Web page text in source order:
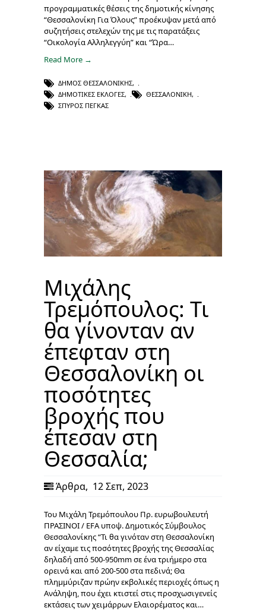
προγραμματικές θέσεις της δημοτικής κίνησης
“Θεσσαλονίκη Για Όλους” προέκυψαν μετά από
συζητήσεις στελεχών της με τις παρατάξεις
“Οικολογία Αλληλεγγύη” και “Ώρα…
Read More →
ΔΉΜΟΣ ΘΕΣΣΑΛΟΝΊΚΗΣ,
ΔΗΜΟΤΙΚΈΣ ΕΚΛΟΓΈΣ, ΘΕΣΣΑΛΟΝΊΚΗ,
ΣΠΎΡΟΣ ΠΈΓΚΑΣ
Μιχάλης
Τρεμόπουλος: Τι
θα γίνονταν αν
έπεφταν στη
Θεσσαλονίκη οι
ποσότητες
βροχής που
έπεσαν στη
Θεσσαλία;
Άρθρα, 12 Σεπ, 2023
Του Μιχάλη Τρεμόπουλου Πρ. ευρωβουλευτή
ΠΡΑΣΙΝΟΙ / EFA υποψ. Δημοτικός Σύμβουλος
Θεσσαλονίκης “Τι θα γινόταν στη Θεσσαλονίκη
αν είχαμε τις ποσότητες βροχής της Θεσσαλίας
δηλαδή από 500-950mm σε ένα τριήμερο στα
ορεινά και από 200-500 στα πεδινά; Θα
πλημμύριζαν πρώην εκβολικές περιοχές όπως η
Ανάληψη, που έχει κτιστεί στις προσχωσιγενείς
εκτάσεις των χειμάρρων Ελαιορέματος και…